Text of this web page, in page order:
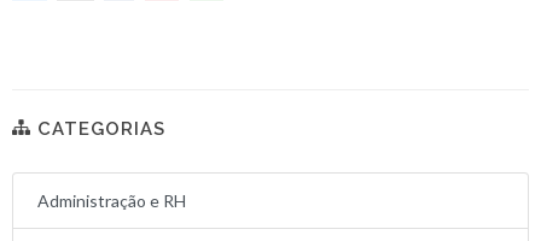
CATEGORIAS
Administração e RH